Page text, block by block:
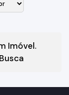
Imóvel.